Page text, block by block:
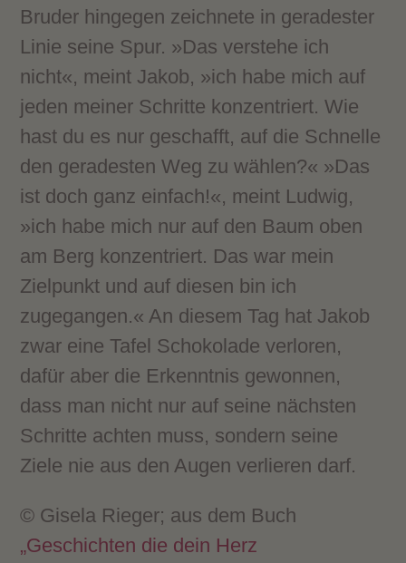
Bruder hingegen zeichnete in geradester
Linie seine Spur. »Das verstehe ich
nicht«, meint Jakob, »ich habe mich auf
jeden meiner Schritte konzentriert. Wie
hast du es nur geschafft, auf die Schnelle
den geradesten Weg zu wählen?« »Das
ist doch ganz einfach!«, meint Ludwig,
»ich habe mich nur auf den Baum oben
am Berg konzentriert. Das war mein
Zielpunkt und auf diesen bin ich
zugegangen.« An diesem Tag hat Jakob
zwar eine Tafel Schokolade verloren,
dafür aber die Erkenntnis gewonnen,
dass man nicht nur auf seine nächsten
Schritte achten muss, sondern seine
Ziele nie aus den Augen verlieren darf.
© Gisela Rieger; aus dem Buch
„Geschichten die dein Herz